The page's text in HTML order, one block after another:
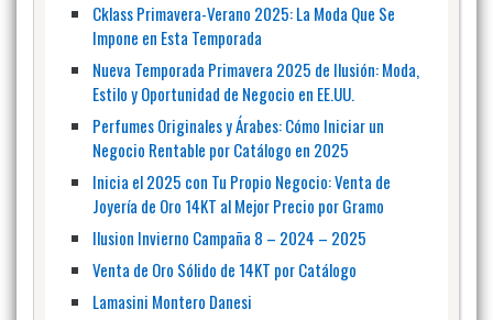
Cklass Primavera-Verano 2025: La Moda Que Se
Impone en Esta Temporada
Nueva Temporada Primavera 2025 de Ilusión: Moda,
Estilo y Oportunidad de Negocio en EE.UU.
Perfumes Originales y Árabes: Cómo Iniciar un
Negocio Rentable por Catálogo en 2025
Inicia el 2025 con Tu Propio Negocio: Venta de
Joyería de Oro 14KT al Mejor Precio por Gramo
Ilusion Invierno Campaña 8 – 2024 – 2025
Venta de Oro Sólido de 14KT por Catálogo
Lamasini Montero Danesi